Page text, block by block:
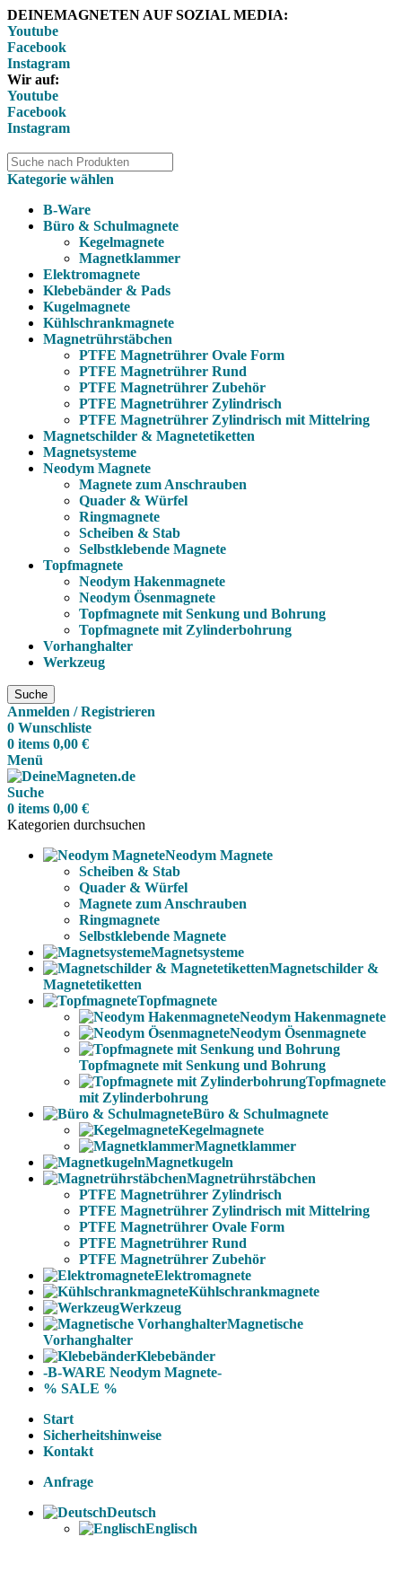
DEINEMAGNETEN AUF SOZIAL MEDIA:
Youtube
Facebook
Instagram
Wir auf:
Youtube
Facebook
Instagram
Kategorie wählen
B-Ware
Büro & Schulmagnete
Kegelmagnete
Magnetklammer
Elektromagnete
Klebebänder & Pads
Kugelmagnete
Kühlschrankmagnete
Magnetrührstäbchen
PTFE Magnetrührer Ovale Form
PTFE Magnetrührer Rund
PTFE Magnetrührer Zubehör
PTFE Magnetrührer Zylindrisch
PTFE Magnetrührer Zylindrisch mit Mittelring
Magnetschilder & Magnetetiketten
Magnetsysteme
Neodym Magnete
Magnete zum Anschrauben
Quader & Würfel
Ringmagnete
Scheiben & Stab
Selbstklebende Magnete
Topfmagnete
Neodym Hakenmagnete
Neodym Ösenmagnete
Topfmagnete mit Senkung und Bohrung
Topfmagnete mit Zylinderbohrung
Vorhanghalter
Werkzeug
Suche
Anmelden / Registrieren
0 Wunschliste
0 items 0,00 €
Menü
Suche
0 items 0,00 €
Kategorien durchsuchen
Neodym Magnete
Scheiben & Stab
Quader & Würfel
Magnete zum Anschrauben
Ringmagnete
Selbstklebende Magnete
Magnetsysteme
Magnetschilder &
Magnetetiketten
Topfmagnete
Neodym Hakenmagnete
Neodym Ösenmagnete
Topfmagnete mit Senkung und Bohrung
Topfmagnete
mit Zylinderbohrung
Büro & Schulmagnete
Kegelmagnete
Magnetklammer
Magnetkugeln
Magnetrührstäbchen
PTFE Magnetrührer Zylindrisch
PTFE Magnetrührer Zylindrisch mit Mittelring
PTFE Magnetrührer Ovale Form
PTFE Magnetrührer Rund
PTFE Magnetrührer Zubehör
Elektromagnete
Kühlschrankmagnete
Werkzeug
Magnetische
Vorhanghalter
Klebebänder
-B-WARE Neodym Magnete-
% SALE %
Start
Sicherheitshinweise
Kontakt
Anfrage
Deutsch
Englisch